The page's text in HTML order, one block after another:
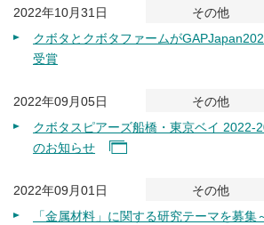
2022年10月31日
その他
クボタとクボタファームが
受賞
2022年09月05日
その他
クボタスピアーズ船橋・東京ベイ 2022-
のお知らせ
2022年09月01日
その他
「金属材料」に関する研究テーマを募